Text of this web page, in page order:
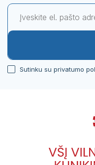
Sutinku su privatumo